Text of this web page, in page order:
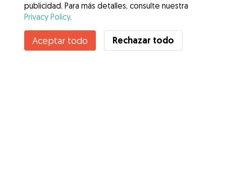
publicidad. Para más detalles, consulte nuestra
Privacy Policy.
Aceptar todo Rechazar todo